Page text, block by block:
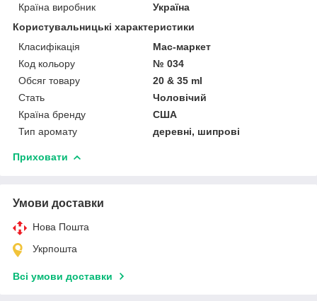
Країна виробник
Україна
Користувальницькі характеристики
Класифікація
Мас-маркет
Код кольору
№ 034
Обсяг товару
20 & 35 ml
Стать
Чоловічий
Країна бренду
США
Тип аромату
деревні, шипрові
Приховати
Умови доставки
Нова Пошта
Укрпошта
Всі умови доставки